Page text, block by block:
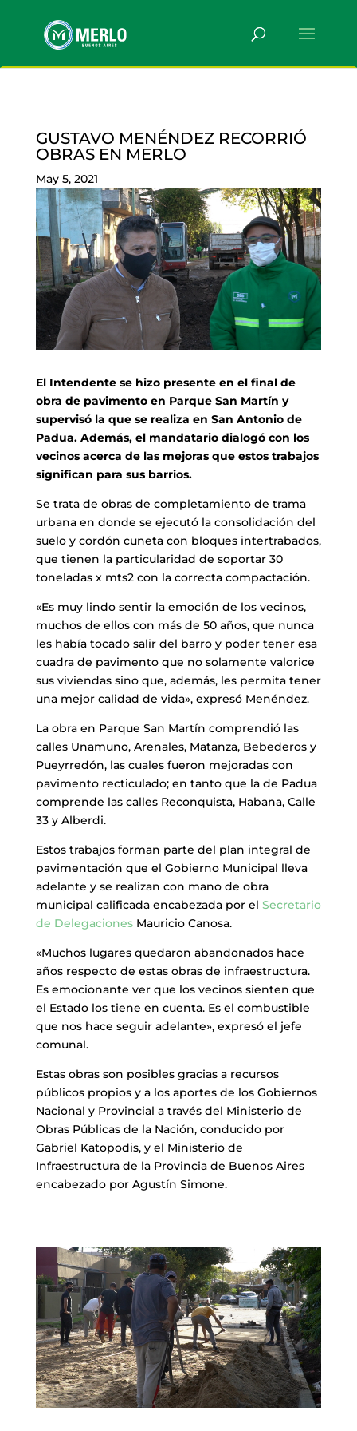
GUSTAVO MENÉNDEZ RECORRIÓ
OBRAS EN MERLO
May 5, 2021
El Intendente se hizo presente en el final de
obra de pavimento en Parque San Martín y
supervisó la que se realiza en San Antonio de
Padua. Además, el mandatario dialogó con los
vecinos acerca de las mejoras que estos trabajos
significan para sus barrios.
Se trata de obras de completamiento de trama
urbana en donde se ejecutó la consolidación del
suelo y cordón cuneta con bloques intertrabados,
que tienen la particularidad de soportar 30
toneladas x mts2 con la correcta compactación.
«Es muy lindo sentir la emoción de los vecinos,
muchos de ellos con más de 50 años, que nunca
les había tocado salir del barro y poder tener esa
cuadra de pavimento que no solamente valorice
sus viviendas sino que, además, les permita tener
una mejor calidad de vida», expresó Menéndez.
La obra en Parque San Martín comprendió las
calles Unamuno, Arenales, Matanza, Bebederos y
Pueyrredón, las cuales fueron mejoradas con
pavimento recticulado; en tanto que la de Padua
comprende las calles Reconquista, Habana, Calle
33 y Alberdi.
Estos trabajos forman parte del plan integral de
pavimentación que el Gobierno Municipal lleva
adelante y se realizan con mano de obra
municipal calificada encabezada por el Secretario
de DelegacionesMauricio Canosa.
«Muchos lugares quedaron abandonados hace
años respecto de estas obras de infraestructura.
Es emocionante ver que los vecinos sienten que
el Estado los tiene en cuenta. Es el combustible
que nos hace seguir adelante», expresó el jefe
comunal.
Estas obras son posibles gracias a recursos
públicos propios y a los aportes de los Gobiernos
Nacional y Provincial a través del Ministerio de
Obras Públicas de la Nación, conducido por
Gabriel Katopodis, y el Ministerio de
Infraestructura de la Provincia de Buenos Aires
encabezado por Agustín Simone.